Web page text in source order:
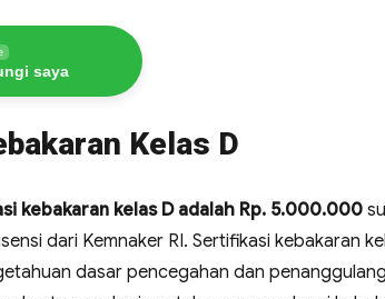
saya
Kelas D
kebakaran kelas D adalah Rp. 5.000.000
dari Kemnaker RI. Sertifikasi kebakaran
dasar pencegahan dan